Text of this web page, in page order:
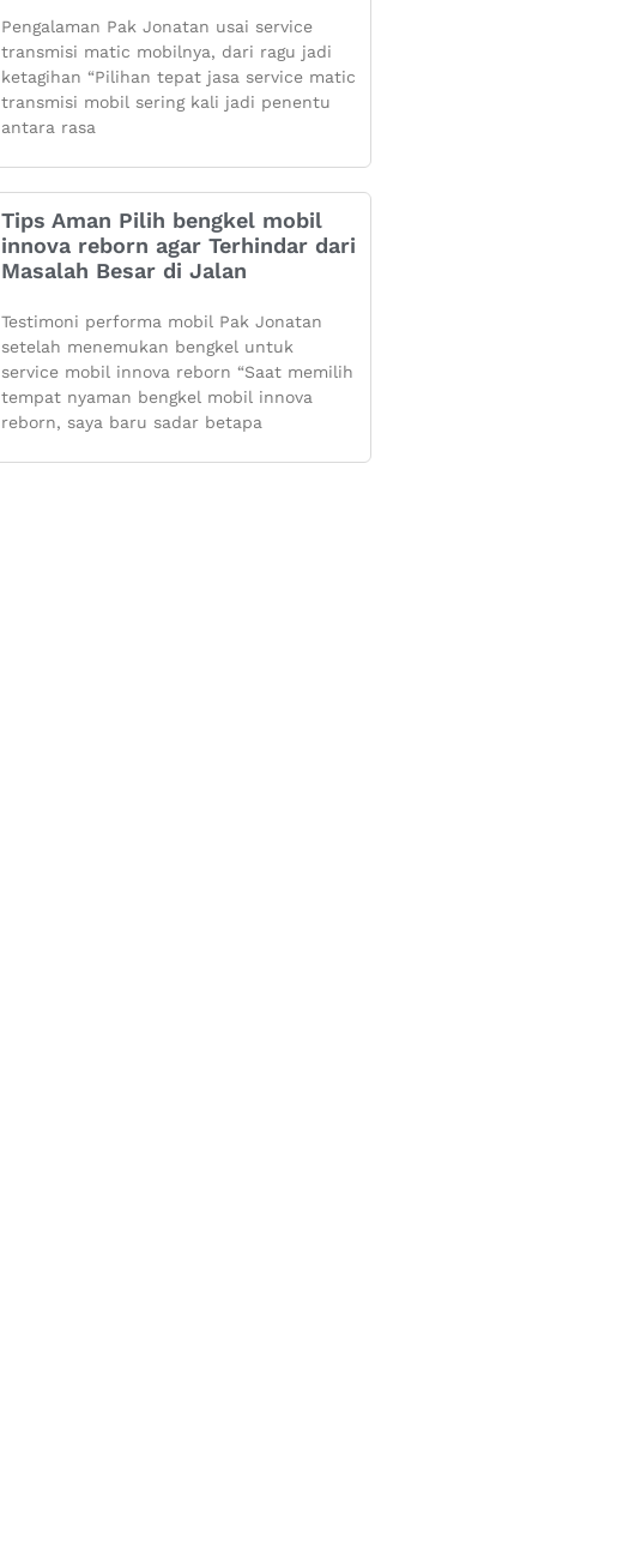
Pengalaman Pak Jonatan usai service
transmisi matic mobilnya, dari ragu jadi
ketagihan “Pilihan tepat jasa service matic
transmisi mobil sering kali jadi penentu
antara rasa
Tips Aman Pilih bengkel mobil
innova reborn agar Terhindar dari
Masalah Besar di Jalan
Testimoni performa mobil Pak Jonatan
setelah menemukan bengkel untuk
service mobil innova reborn “Saat memilih
tempat nyaman bengkel mobil innova
reborn, saya baru sadar betapa